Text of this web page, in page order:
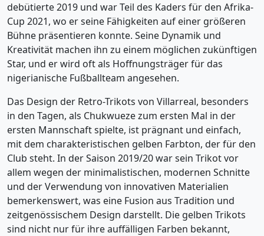
debütierte 2019 und war Teil des Kaders für den Afrika-
Cup 2021, wo er seine Fähigkeiten auf einer größeren
Bühne präsentieren konnte. Seine Dynamik und
Kreativität machen ihn zu einem möglichen zukünftigen
Star, und er wird oft als Hoffnungsträger für das
nigerianische Fußballteam angesehen.
Das Design der Retro-Trikots von Villarreal, besonders
in den Tagen, als Chukwueze zum ersten Mal in der
ersten Mannschaft spielte, ist prägnant und einfach,
mit dem charakteristischen gelben Farbton, der für den
Club steht. In der Saison 2019/20 war sein Trikot vor
allem wegen der minimalistischen, modernen Schnitte
und der Verwendung von innovativen Materialien
bemerkenswert, was eine Fusion aus Tradition und
zeitgenössischem Design darstellt. Die gelben Trikots
sind nicht nur für ihre auffälligen Farben bekannt,